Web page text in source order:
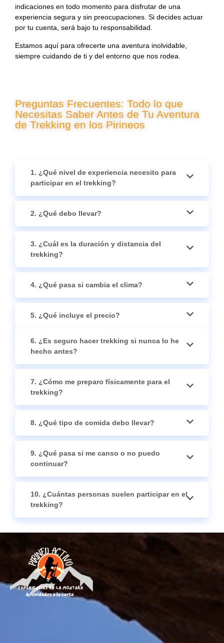
indicaciones en todo momento para disfrutar de una
experiencia segura y sin preocupaciones. Si decides actuar
por tu cuenta, será bajo tu responsabilidad.
Estamos aquí para ofrecerte una aventura inolvidable,
siempre cuidando de ti y del entorno que nos rodea.
Preguntas Frecuentes: Todo lo que
Necesitas Saber Antes de Tu Aventura
de Trekking en los Pirineos
1. ¿Qué nivel de experiencia necesito para
participar en el trekking?
2. ¿Qué debo llevar?
3. ¿Cuál es la duración y distancia del
trekking?
4. ¿Qué pasa si cambia el clima?
5. ¿Qué incluye el precio?
6. ¿Es seguro hacer trekking si nunca lo he
hecho antes?
7. ¿Cómo me preparo físicamente para el
trekking?
8. ¿Qué tipo de comida debo llevar?
9. ¿Qué pasa si me canso o no puedo
continuar?
10. ¿Cuántas personas suelen participar en el
trekking?